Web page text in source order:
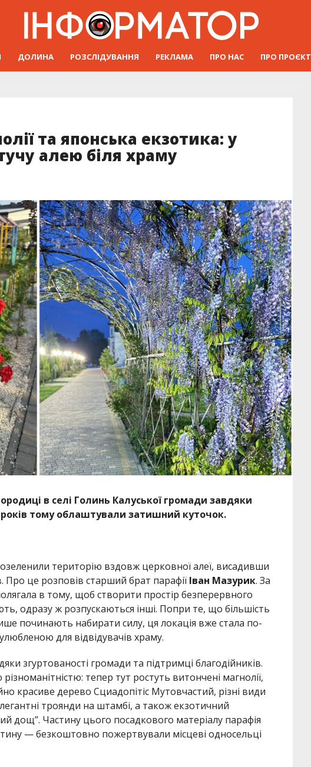
ДОЛИНА РОЗСЛІДУВАННЯ РЕКЛАМА ПРО НАС ПРО ПРОЄКТ
та японська екзотика: у
алею біля храму
в селі Голинь Калуської громади завдяки
тому облаштували затишний куточок.
територію вздовж церковної алеї, висадивши
це розповів старший брат парафіїІван Мазурик. За
в тому, щоб створити простір безперервного
одразу ж розпускаються інші. Попри те, що більшість
починають набирати силу, ця локація вже стала по-
для відвідувачів храму.
згуртованості громади та підтримці благодійників.
тепер тут ростуть витончені магнолії,
красиве дерево Сциадопітіс Мутовчастий, різні види
троянди на штамбі, а також екзотичний
дощ”. Частину цього посадкового матеріалу парафія
— безкоштовно пожертвували місцеві односельці